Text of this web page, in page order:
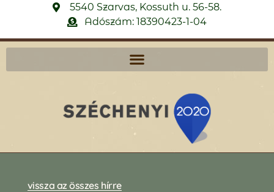
5540 Szarvas, Kossuth u. 56-58.
Adószám: 18390423-1-04
vissza az összes hírre